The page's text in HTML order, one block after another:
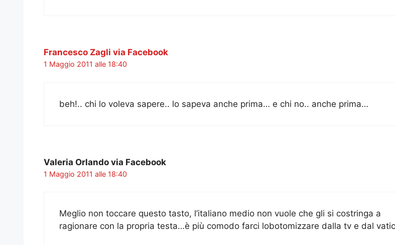
Francesco Zagli via Facebook
1 Maggio 2011 alle 18:40
beh!.. chi lo voleva sapere.. lo sapeva anche prima… e chi no.. anche prima…
Valeria Orlando via Facebook
1 Maggio 2011 alle 18:40
Meglio non toccare questo tasto, l’italiano medio non vuole che gli si costringa a
ragionare con la propria testa…è più comodo farci lobotomizzare dalla tv e dal